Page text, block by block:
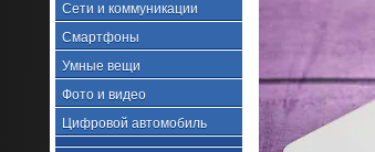
Сети и коммуникации
Смартфоны
Умные вещи
Фото и видео
Цифровой автомобиль